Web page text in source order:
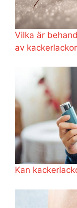
Vilka är
av
Kan